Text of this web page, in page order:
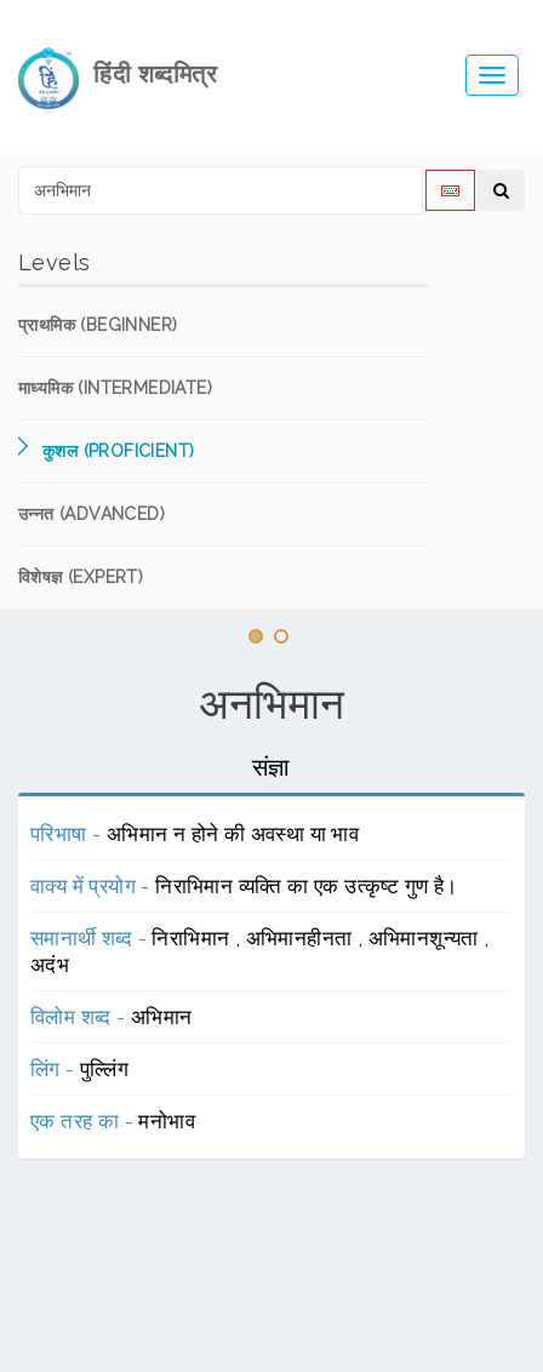
हिंदी शब्दमित्र
Levels
प्राथमिक (BEGINNER)
माध्यमिक (INTERMEDIATE)
कुशल (PROFICIENT)
उन्नत (ADVANCED)
विशेषज्ञ (EXPERT)
अनभिमान
संज्ञा
परिभाषा - अभिमान न होने की अवस्था या भाव
वाक्य में प्रयोग -निराभिमान व्यक्ति का एक उत्कृष्ट गुण है।
समानार्थी शब्द -निराभिमान , अभिमानहीनता , अभिमानशून्यता ,
अदंभ
विलोम शब्द - अभिमान
लिंग -पुल्लिंग
एक तरह का -मनोभाव